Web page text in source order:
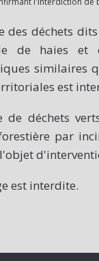
déchets
de haies et
similaires
est
déchets
par
est interdite.